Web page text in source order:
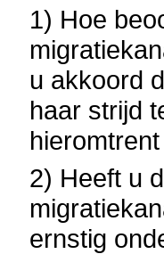
1) Hoe
u akkoord
haar strijd
2) Heeft u
ernstig